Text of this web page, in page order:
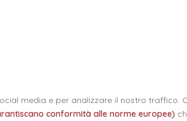
media e per analizzare il nostro traffico.
conformità alle norme europee)